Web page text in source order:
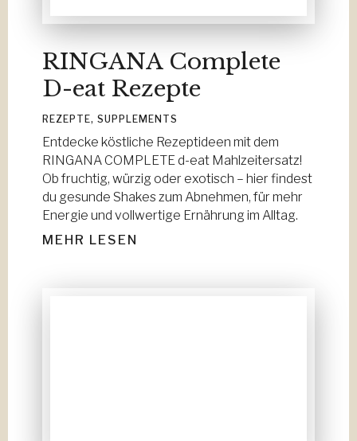
RINGANA Complete
D-eat Rezepte
REZEPTE, SUPPLEMENTS
Entdecke köstliche Rezeptideen mit dem
RINGANA COMPLETE d-eat Mahlzeitersatz!
Ob fruchtig, würzig oder exotisch – hier findest
du gesunde Shakes zum Abnehmen, für mehr
Energie und vollwertige Ernährung im Alltag.
MEHR LESEN